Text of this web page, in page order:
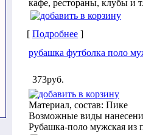
кафе, рестораны, клубы и
[ Подробнее ]
рубашка футболка поло
373руб.
Материал, состав: Пике
Возможные виды
Рубашка-поло мужская из